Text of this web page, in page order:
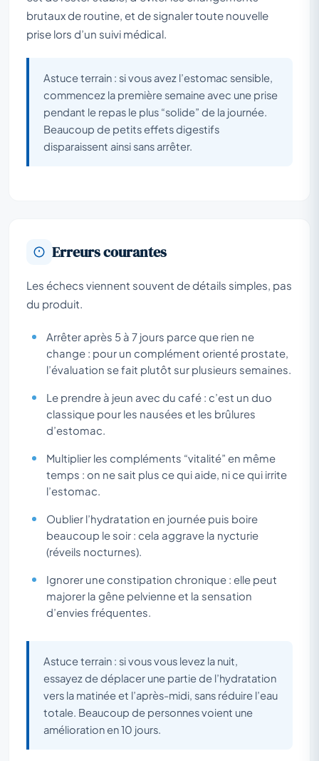
brutaux de routine, et de signaler toute nouvelle
prise lors d’un suivi médical.
Astuce terrain : si vous avez l’estomac sensible,
commencez la première semaine avec une prise
pendant le repas le plus “solide” de la journée.
Beaucoup de petits effets digestifs
disparaissent ainsi sans arrêter.
Erreurs courantes
Les échecs viennent souvent de détails simples, pas
du produit.
Arrêter après 5 à 7 jours parce que rien ne
change : pour un complément orienté prostate,
l’évaluation se fait plutôt sur plusieurs semaines.
Le prendre à jeun avec du café : c’est un duo
classique pour les nausées et les brûlures
d’estomac.
Multiplier les compléments “vitalité” en même
temps : on ne sait plus ce qui aide, ni ce qui irrite
l’estomac.
Oublier l’hydratation en journée puis boire
beaucoup le soir : cela aggrave la nycturie
(réveils nocturnes).
Ignorer une constipation chronique : elle peut
majorer la gêne pelvienne et la sensation
d’envies fréquentes.
Astuce terrain : si vous vous levez la nuit,
essayez de déplacer une partie de l’hydratation
vers la matinée et l’après-midi, sans réduire l’eau
totale. Beaucoup de personnes voient une
amélioration en 10 jours.